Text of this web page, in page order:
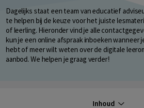
Dagelijks staat een team van educatief
te helpen bij de keuze voor het juiste
of leerling. Hieronder vind je alle
kun je een online afspraak inboeken wanneer
hebt of meer wilt weten over de digitale
aanbod. We helpen je graag verder!
Inhoud